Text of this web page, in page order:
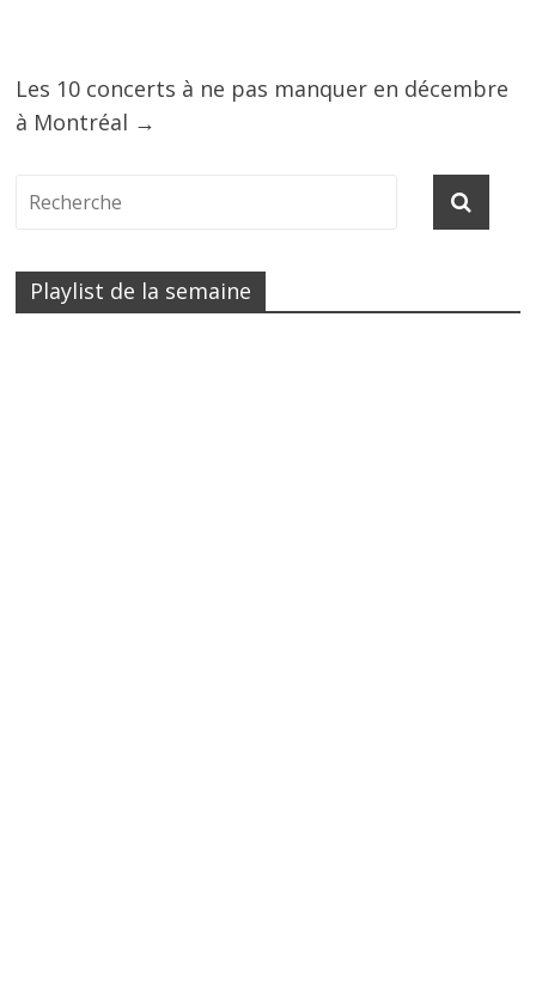
Les 10 concerts à ne pas manquer en décembre
à Montréal →
Playlist de la semaine